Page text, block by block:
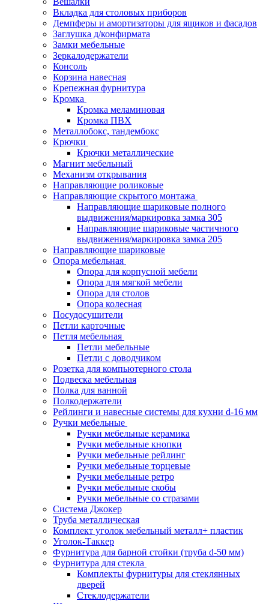
Вкладка для столовых приборов
Демпферы и амортизаторы для ящиков и фасадов
Заглушка д/конфирмата
Замки мебельные
Зеркалодержатели
Консоль
Корзина навесная
Крепежная фурнитура
Кромка
Кромка меламиновая
Кромка ПВХ
Металлобокс, тандембокс
Крючки
Крючки металлические
Магнит мебельный
Механизм открывания
Направляющие роликовые
Направляющие скрытого монтажа
Направляющие шариковые полного
выдвижения/маркировка замка 305
Направляющие шариковые частичного
выдвижения/маркировка замка 205
Направляющие шариковые
Опора мебельная
Опора для корпусной мебели
Опора для мягкой мебели
Опора для столов
Опора колесная
Посудосушители
Петли карточные
Петля мебельная
Петли мебельные
Петли с доводчиком
Розетка для компьютерного стола
Подвеска мебельная
Полка для ванной
Полкодержатели
Рейлинги и навесные системы для кухни d-16 мм
Ручки мебельные
Ручки мебельные керамика
Ручки мебельные кнопки
Ручки мебельные рейлинг
Ручки мебельные торцевые
Ручки мебельные ретро
Ручки мебельные скобы
Ручки мебельные со стразами
Система Джокер
Труба металлическая
Комплект уголок мебельный металл+ пластик
Уголок-Таккер
Фурнитура для барной стойки (труба d-50 мм)
Фурнитура для стекла
Комплекты фурнитуры для стеклянных
дверей
Стеклодержатели